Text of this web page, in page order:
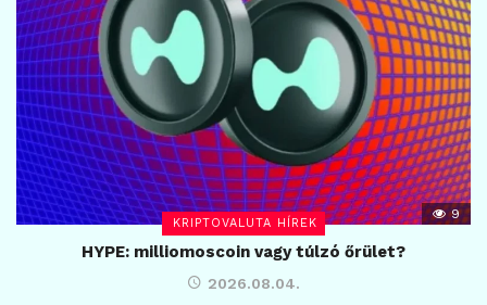
KRIPTOVALUTA HÍREK
9
HYPE: milliomoscoin vagy túlzó őrület?
2026.08.04.